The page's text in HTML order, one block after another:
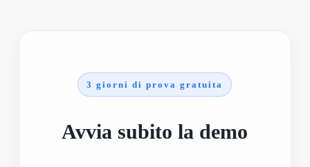
3 giorni di prova gratuita
Avvia subito la demo